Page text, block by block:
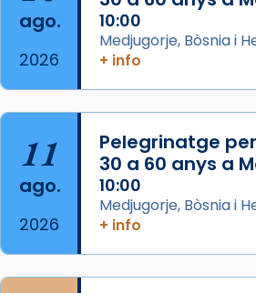
Aquest dilluns, 27 de juliol,
missa d’acció de gràcies en
comitè organitzador de la
del Sant Pare Lleó XIV a
col·laboradors, a la
L’arquebisbe de Barcelona,
Josep Omella, ha presidit la
concelebrat el bisbe auxiliar
Mons. David Abadías.
📸 Dr. G. Simón
Foto
ago.
2026
10:00
Medjugorje, Bòsnia i
+ info
11
ago.
2026
Pelegrinatge
30 a 60 anys a
10:00
Medjugorje, Bòsnia i
+ info